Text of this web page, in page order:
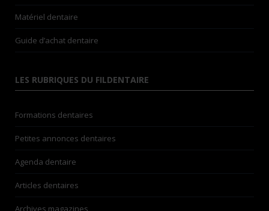
Matériel dentaire
Guide d’achat dentaire
LES RUBRIQUES DU FILDENTAIRE
Formations dentaires
Petites annonces dentaires
Agenda dentaire
Articles dentaires
Archives magazines